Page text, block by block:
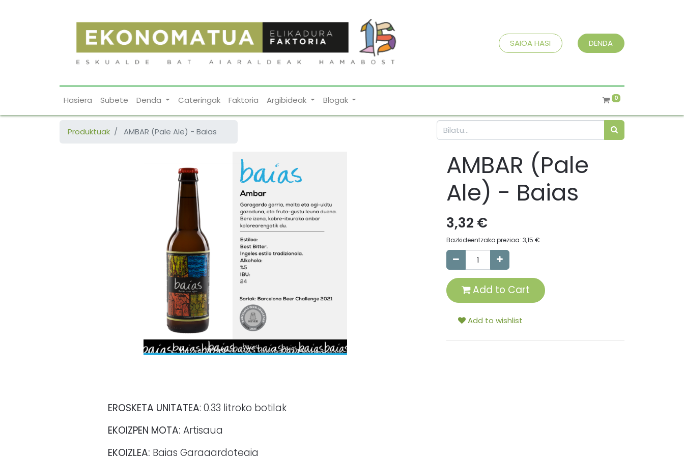
SAIOA HASI DENDA
Hasiera Subete Denda Cateringak Faktoria Argibideak Blogak 0
Produktuak AMBAR (Pale Ale) - Baias
AMBAR (Pale
Ale) - Baias
3,32 €
Bazkideentzako prezioa: 3,15 €
Add to Cart
Add to wishlist
EROSKETA UNITATEA: 0.33 litroko botilak
EKOIZPEN MOTA: Artisaua
EKOIZLEA: Baias Garagardotegia